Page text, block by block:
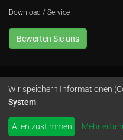
Download / Service
Bewerten Sie uns
Avola GmbH • In der Fleute 52 •
Instagram
Wir speichern Informationen
System
Allen zustimmen Mehr